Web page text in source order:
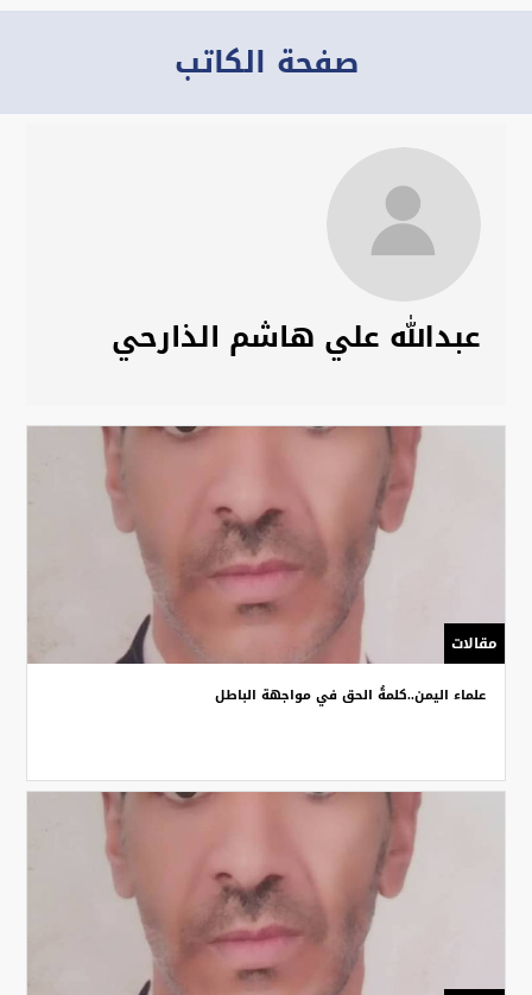
صفحة الكاتب
عبدالله علي هاشم الذارحي
مقالات
علماء اليمن..كلمةُ الحق في مواجهة الباطل